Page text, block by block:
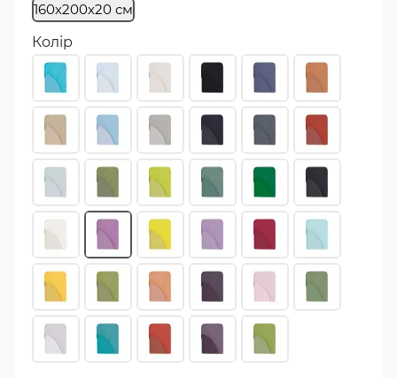
160х200х20 см
Колір